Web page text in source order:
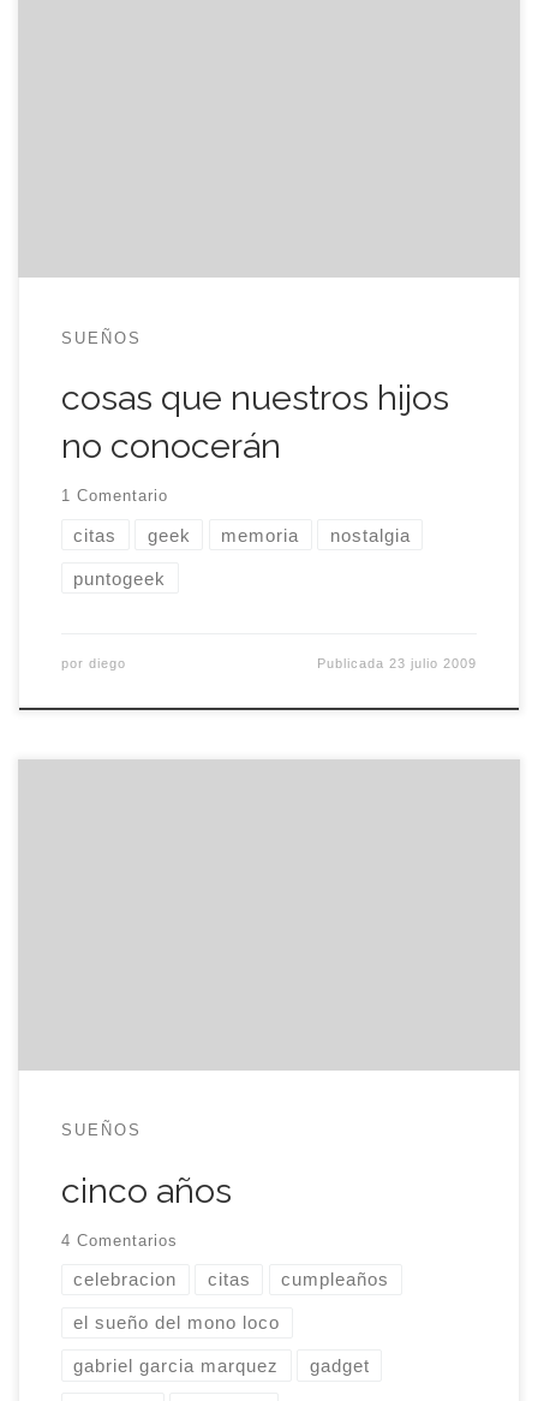
SUEÑOS
cosas que nuestros hijos
no conocerán
1 Comentario
citas geek memoria nostalgia
puntogeek
por diego Publicada 23 julio 2009
SUEÑOS
cinco años
4 Comentarios
celebracion citas cumpleaños
el sueño del mono loco
gabriel garcia marquez gadget